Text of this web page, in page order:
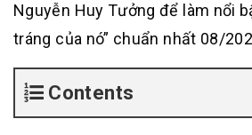
Nguyễn Huy Tưởng để làm nổi
tráng của nó” chuẩn nhất 08/
Contents